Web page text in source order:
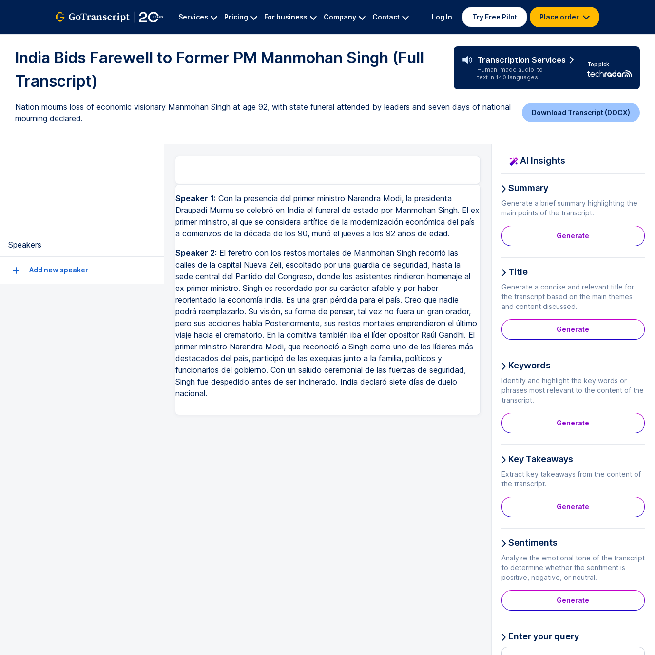
Services Pricing For business Company Contact Log In Try Free Pilot Place order
India Bids Farewell to Former PM Manmohan Singh (Full
Transcript)
Transcription Services
Human-made audio-to-
text in 140 languages
Top pick
Nation mourns loss of economic visionary Manmohan Singh at age 92, with state funeral attended by leaders and seven days of national
mourning declared.
Download Transcript (DOCX)
Speakers
Add new speaker
Speaker 1: Con la presencia del primer ministro Narendra Modi, la presidenta
Draupadi Murmu se celebró en India el funeral de estado por Manmohan Singh. El ex
primer ministro, al que se considera artífice de la modernización económica del país
a comienzos de la década de los 90, murió el jueves a los 92 años de edad.
Speaker 2: El féretro con los restos mortales de Manmohan Singh recorrió las
calles de la capital Nueva Zeli, escoltado por una guardia de seguridad, hasta la
sede central del Partido del Congreso, donde los asistentes rindieron homenaje al
ex primer ministro. Singh es recordado por su carácter afable y por haber
reorientado la economía india. Es una gran pérdida para el país. Creo que nadie
podrá reemplazarlo. Su visión, su forma de pensar, tal vez no fuera un gran orador,
pero sus acciones habla Posteriormente, sus restos mortales emprendieron el último
viaje hacia el crematorio. En la comitiva también iba el líder opositor Raúl Gandhi. El
primer ministro Narendra Modi, que reconoció a Singh como uno de los líderes más
destacados del país, participó de las exequias junto a la familia, políticos y
funcionarios del gobierno. Con un saludo ceremonial de las fuerzas de seguridad,
Singh fue despedido antes de ser incinerado. India declaró siete días de duelo
nacional.
AI Insights
Summary
Generate a brief summary highlighting the
main points of the transcript.
Generate
Title
Generate a concise and relevant title for
the transcript based on the main themes
and content discussed.
Generate
Keywords
Identify and highlight the key words or
phrases most relevant to the content of the
transcript.
Generate
Key Takeaways
Extract key takeaways from the content of
the transcript.
Generate
Sentiments
Analyze the emotional tone of the transcript
to determine whether the sentiment is
positive, negative, or neutral.
Generate
Enter your query